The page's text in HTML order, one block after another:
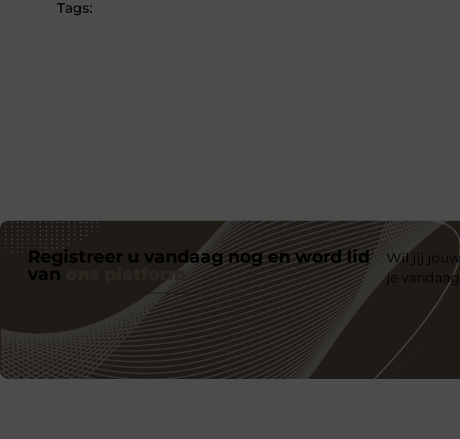
Tags:
Registreer u vandaag nog en word lid
van
ons platform
Wil jij
je